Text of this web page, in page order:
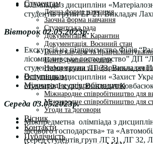
Студентам
Денна форма навчання
Заочна форма навчання
Студентська рада
Документація. Карантин
Документація. Воєнний стан
Центр кар’єри та
Центр дуальної освіти
Неформальна та інформальна освіта
Вступникам
Міжнародне співробітництво
Міжнародне співробітництво для
Міжнародне співробітництво для
Угоди та договори
Вісник
Контакти
Публічність
Олімпіада з дисципліни
студентів групи ЕР 21. Викладач
Вівторок 02.05.2023р.
Екскурсія на підприємство Філія
лісомисливське господарство” ДП
студентами групи ЛГ 33. Викладач
Олімпіада з дисципліни «Захист
студентів І курсу. Викладач
Середа 03.05.2023р.
Міжпредметна олімпіада з
лісового господарства» та
(серед студентів груп ЛГ 31, ЛГ 32,